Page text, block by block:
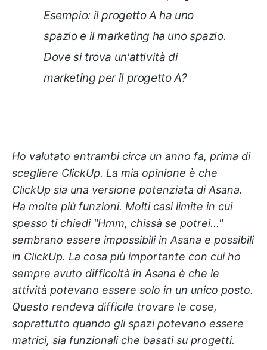
Esempio: il progetto A ha uno
spazio e il marketing ha uno spazio.
Dove si trova un'attività di
marketing per il progetto A?
Ho valutato entrambi circa un anno fa, prima di
scegliere ClickUp. La mia opinione è che
ClickUp sia una versione potenziata di Asana.
Ha molte più funzioni. Molti casi limite in cui
spesso ti chiedi "Hmm, chissà se potrei..."
sembrano essere impossibili in Asana e possibili
in ClickUp. La cosa più importante con cui ho
sempre avuto difficoltà in Asana è che le
attività potevano essere solo in un unico posto.
Questo rendeva difficile trovare le cose,
soprattutto quando gli spazi potevano essere
matrici, sia funzionali che basati su progetti.